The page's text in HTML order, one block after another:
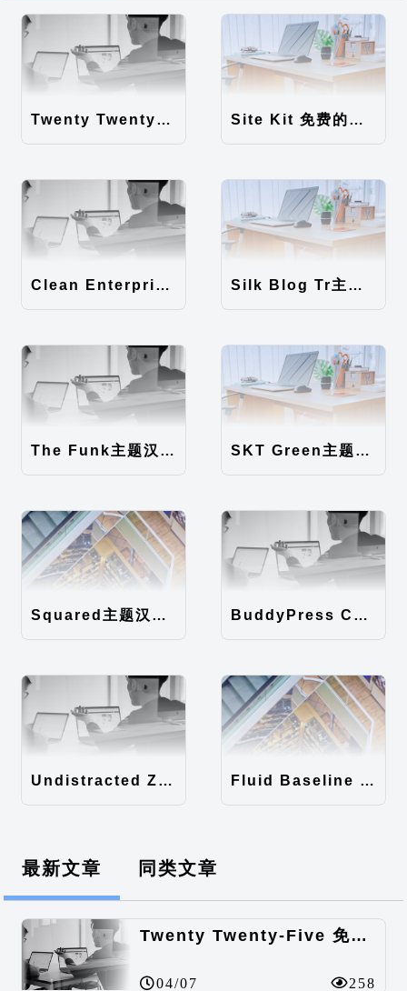
Twenty Twenty-Five 免费的WordPress内容主题 Site Kit 免费的WordPress数据统计插件
Clean Enterprise主题汉化包 Silk Blog Tr主题汉化包
The Funk主题汉化包 SKT Green主题汉化包
Squared主题汉化包 BuddyPress Colours主题汉化包
Undistracted Zen主题汉化包 Fluid Baseline Grid主题汉化包
最新文章 同类文章
Twenty Twenty-Five 免费的WordPress内容主题
04/07 258